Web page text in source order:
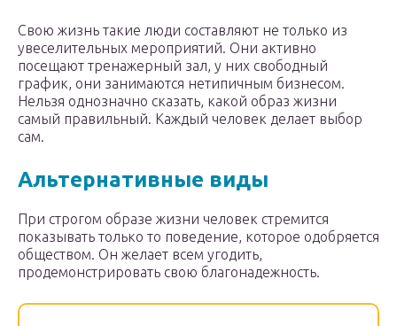
Свою жизнь такие люди составляют не только из
увеселительных мероприятий. Они активно
посещают тренажерный зал, у них свободный
график, они занимаются нетипичным бизнесом.
Нельзя однозначно сказать, какой образ жизни
самый правильный. Каждый человек делает выбор
сам.
Альтернативные виды
При строгом образе жизни человек стремится
показывать только то поведение, которое одобряется
обществом. Он желает всем угодить,
продемонстрировать свою благонадежность.